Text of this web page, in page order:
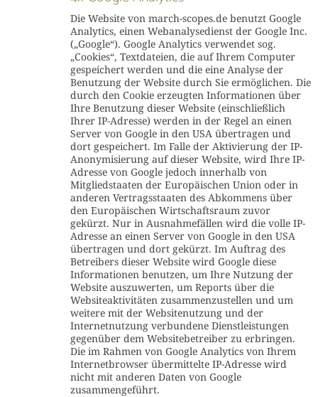
Die Website von march-scopes.de benutzt Google
Analytics, einen Webanalysedienst der Google Inc.
(„Google“). Google Analytics verwendet sog.
„Cookies“, Textdateien, die auf Ihrem Computer
gespeichert werden und die eine Analyse der
Benutzung der Website durch Sie ermöglichen. Die
durch den Cookie erzeugten Informationen über
Ihre Benutzung dieser Website (einschließlich
Ihrer IP-Adresse) werden in der Regel an einen
Server von Google in den USA übertragen und
dort gespeichert. Im Falle der Aktivierung der IP-
Anonymisierung auf dieser Website, wird Ihre IP-
Adresse von Google jedoch innerhalb von
Mitgliedstaaten der Europäischen Union oder in
anderen Vertragsstaaten des Abkommens über
den Europäischen Wirtschaftsraum zuvor
gekürzt. Nur in Ausnahmefällen wird die volle IP-
Adresse an einen Server von Google in den USA
übertragen und dort gekürzt. Im Auftrag des
Betreibers dieser Website wird Google diese
Informationen benutzen, um Ihre Nutzung der
Website auszuwerten, um Reports über die
Websiteaktivitäten zusammenzustellen und um
weitere mit der Websitenutzung und der
Internetnutzung verbundene Dienstleistungen
gegenüber dem Websitebetreiber zu erbringen.
Die im Rahmen von Google Analytics von Ihrem
Internetbrowser übermittelte IP-Adresse wird
nicht mit anderen Daten von Google
zusammengeführt.